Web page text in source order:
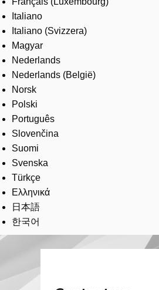
Italiano
Italiano (Svizzera)
Magyar
Nederlands
Nederlands (België)
Norsk
Polski
Português
Slovenčina
Suomi
Svenska
Türkçe
Ελληνικά
日本語
한국어